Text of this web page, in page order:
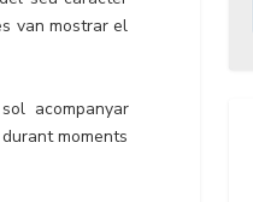
van mostrar el
acompanyar
moments